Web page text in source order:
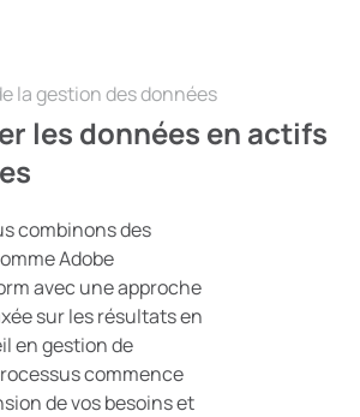
la gestion des données
les données en actifs
combinons des
Adobe
avec une approche
sur les résultats en
en gestion de
commence
de vos besoins et